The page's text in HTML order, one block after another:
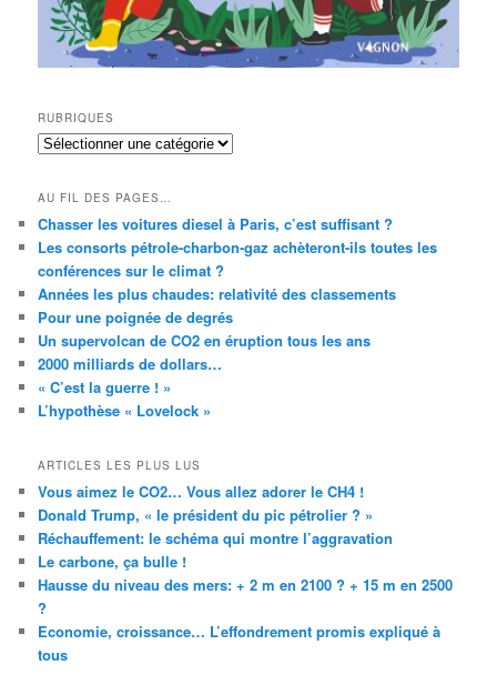
RUBRIQUES
RUBRIQUES
AU FIL DES PAGES…
Chasser les voitures diesel à Paris, c’est suffisant ?
Les consorts pétrole-charbon-gaz achèteront-ils toutes les
conférences sur le climat ?
Années les plus chaudes: relativité des classements
Pour une poignée de degrés
Un supervolcan de CO2 en éruption tous les ans
2000 milliards de dollars…
« C’est la guerre ! »
L’hypothèse « Lovelock »
ARTICLES LES PLUS LUS
Vous aimez le CO2… Vous allez adorer le CH4 !
Donald Trump, « le président du pic pétrolier ? »
Réchauffement: le schéma qui montre l’aggravation
Le carbone, ça bulle !
Hausse du niveau des mers: + 2 m en 2100 ? + 15 m en 2500
?
Economie, croissance… L’effondrement promis expliqué à
tous